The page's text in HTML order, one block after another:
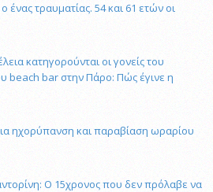
ένας τραυματίας. 54 και 61 ετών οι
κατηγορούνται οι γονείς του
beach bar στην Πάρο: Πώς έγινε η
ηχορύπανση και παραβίαση ωραρίου
Ο 15χρονος που δεν πρόλαβε να